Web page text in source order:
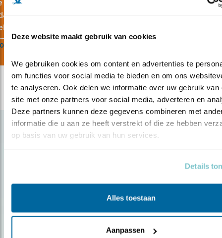
Deze website maakt gebruik van cookies
We gebruiken cookies om content en advertenties te
om functies voor social media te bieden en om ons
te analyseren. Ook delen we informatie over uw gebruik van
site met onze partners voor social media, adverteren en
Deze partners kunnen deze gegevens combineren met
informatie die u aan ze heeft verstrekt of die ze hebben
op basis van uw gebruik van hun services.
Details
Alles toestaan
Aanpassen
uit met een kleurplaat van Vogelbescherming! Je kunt
15 verschillende kleurplaten (pdf's) van vogels als oehoe,
steenuil, ooievaar of slechtvalk.
kleurplaat
Gerelateerde items